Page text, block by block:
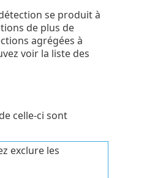
se produit à
de plus de
agrégées à
voir la liste des
celle-ci sont
exclure les